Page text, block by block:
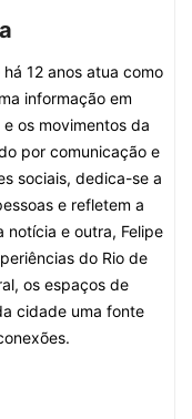
12 anos atua como
informação em
os movimentos da
por comunicação e
sociais, dedica-se a
e refletem a
notícia e outra, Felipe
do Rio de
os espaços de
cidade uma fonte